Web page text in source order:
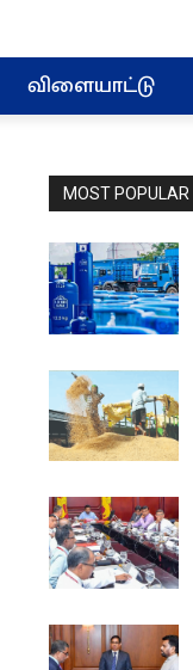
விளையாட்டு
MOST POPULAR